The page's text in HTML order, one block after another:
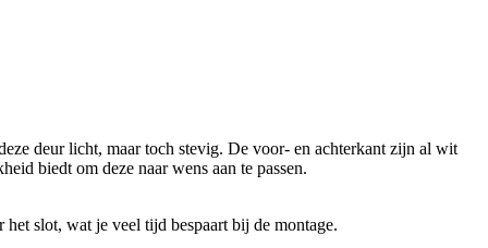
deur licht, maar toch stevig. De voor- en achterkant zijn al wit
biedt om deze naar wens aan te passen.
slot, wat je veel tijd bespaart bij de montage.